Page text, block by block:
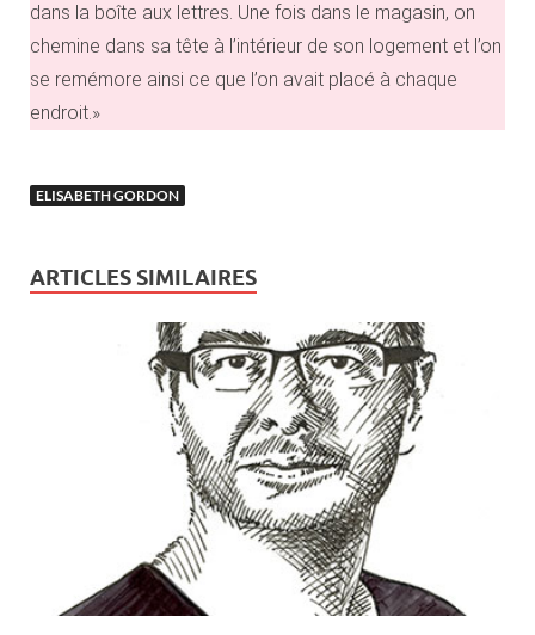
dans la boîte aux lettres. Une fois dans le magasin, on
chemine dans sa tête à l’intérieur de son logement et l’on
se remémore ainsi ce que l’on avait placé à chaque
endroit.»
ELISABETH GORDON
ARTICLES SIMILAIRES